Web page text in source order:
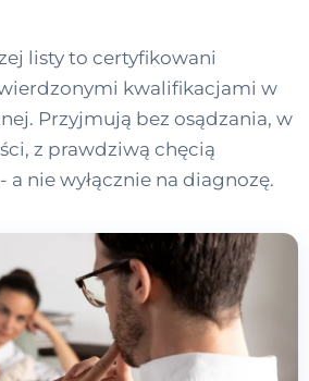
listy to certyfikowani
kwalifikacjami w
Przyjmują bez osądzania, w
z prawdziwą chęcią
a nie wyłącznie na diagnozę.